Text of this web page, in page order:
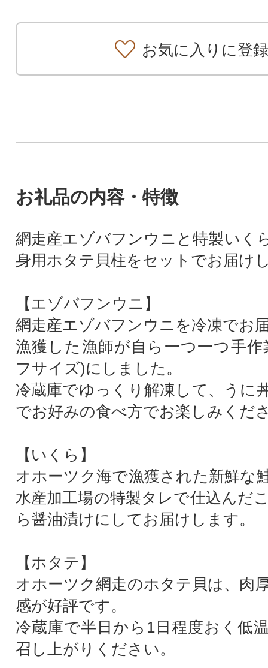
お気に入りに登録
お礼品の内容・特徴
網走産エゾバフンウニと特製いく
身用ホタテ貝柱をセットでお届け
【エゾバフンウニ】
網走産エゾバフンウニを冷凍でお
漁獲した漁師が自ら一つ一つ手
フサイズ)にしました。
冷蔵庫でゆっくり解凍して、うに
でお好みの食べ方でお楽しみくだ
【いくら】
オホーツク海で漁獲された新鮮な
水産加工場の特製タレで仕込んだ
ら醤油漬けにしてお届けします。
【ホタテ】
オホーツク網走のホタテ貝は、肉
感が好評です。
冷蔵庫で半日から1日程度おく低
召し上がりください。